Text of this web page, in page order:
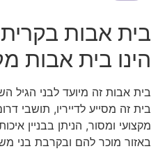
בית אבות
הינו בית אבות
בית אבות זה מיועד לבני הגיל
בית זה מסייע לדייריו, תושבי
מקצועי ומסור, הניתן בבניין
באזור מוכר להם ובקרבת בני